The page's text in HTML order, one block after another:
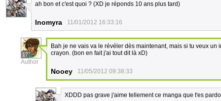
6
ah bon et c'est quoi ? (XD je réponds 10 ans plus tard)
Inomyra 11/01/2012 16:33:16
17
Author
Bah je ne vais va le révéler dès maintenant, mais si tu veux
crayon. (bon en fait j'ai tout dit là xD)
Nooey 11/05/2012 09:38:33
XDDD pas grave j'aime tellement ce manga que t'es